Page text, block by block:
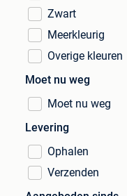
Zwart
Meerkleurig
Overige kleuren
Moet nu weg
Moet nu weg
Levering
Ophalen
Verzenden